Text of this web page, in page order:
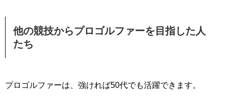
他の競技からプロゴルファーを目指した人
たち
プロゴルファーは、強ければ50代でも活躍できます。